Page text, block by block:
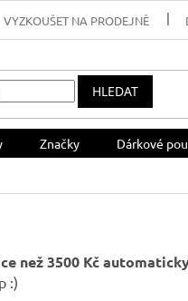
VYZKOUŠET NA PRODEJNĚ
HLEDAT
Značky Dárkové
než 3500 Kč
:)